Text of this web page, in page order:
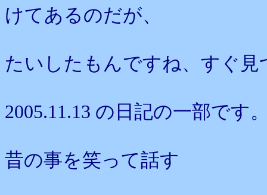
けてあるのだが、
たいしたもんですね、すぐ見
2005.11.13 の日記の一部です
昔の事を笑って話す